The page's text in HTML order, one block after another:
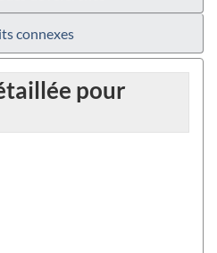
connexes
pour